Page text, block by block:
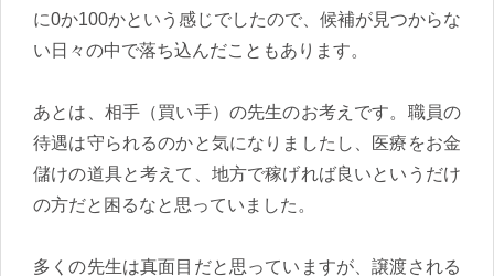
に0か100かという感じでしたので、候補が見つからな
い日々の中で落ち込んだこともあります。
あとは、相手（買い手）の先生のお考えです。職員の
待遇は守られるのかと気になりましたし、医療をお金
儲けの道具と考えて、地方で稼げれば良いというだけ
の方だと困るなと思っていました。
多くの先生は真面目だと思っていますが、譲渡される